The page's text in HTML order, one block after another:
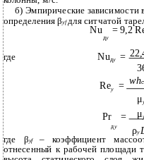
б) Эмпирические зависимости
определения βyfдля ситчатой
Nu
дy
= 9,2
где Nuдy =
Rey = wh
μ
Pr = μ
дy ρy
где βyf– коэффициент
отнесенный к рабочей площади